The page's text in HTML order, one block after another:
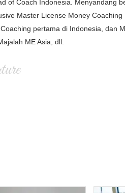
of Coach Indonesia. Menyandang
Master License Money Coaching
pertama di Indonesia, dan
ME Asia, dll.